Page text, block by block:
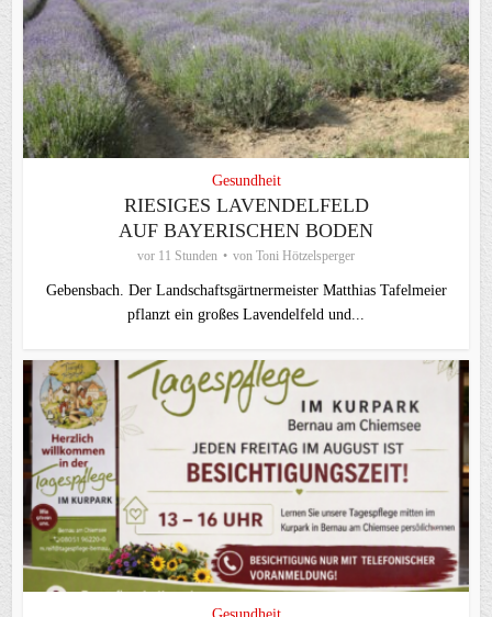
Gesundheit
RIESIGES LAVENDELFELD
AUF BAYERISCHEN BODEN
vor 11 Stunden von Toni Hötzelsperger
Gebensbach. Der Landschaftsgärtnermeister Matthias Tafelmeier
pflanzt ein großes Lavendelfeld und...